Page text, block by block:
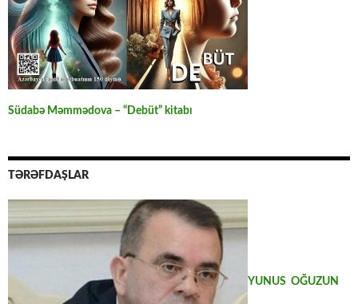
Südabə Məmmədova – “Debüt” kitabı
TƏRƏFDAŞLAR
YUNUS OĞUZUN